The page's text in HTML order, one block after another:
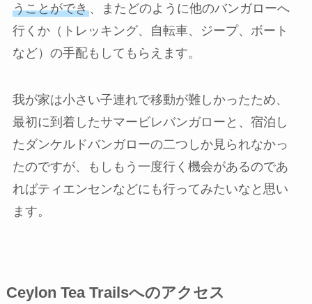
うことができ、またどのように他のバンガローへ
行くか（トレッキング、自転車、ジープ、ボート
など）の手配もしてもらえます。
我が家は小さい子連れで移動が難しかったため、
最初に到着したサマービレバンガローと、宿泊し
たダンケルドバンガローの二つしか見られなかっ
たのですが、もしもう一度行く機会があるのであ
ればティエンセンなどにも行ってみたいなと思い
ます。
Ceylon Tea Trailsへのアクセス